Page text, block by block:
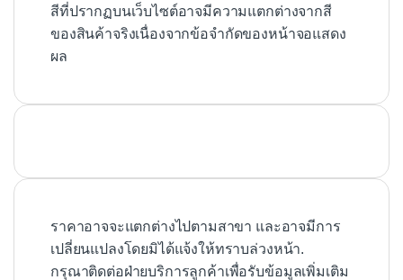
สีที่ปรากฏบนเว็บไซต์อาจมีความแตกต่างจากสี
ของสินค้าจริงเนื่องจากข้อจำกัดของหน้าจอแสดง
ผล
ราคาอาจจะแตกต่างไปตามสาขา และอาจมีการ
เปลี่ยนแปลงโดยมิได้แจ้งให้ทราบล่วงหน้า.
กรุณาติดต่อฝ่ายบริการลูกค้าเพื่อรับข้อมูลเพิ่มเติม